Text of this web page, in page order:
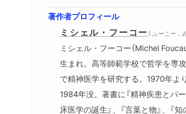
著作者プロフィール
ミシェル・フーコー （ ふーこー，
ミシェル・フーコー（Michel
生まれ。高等師範学校で哲学を専
で精神医学を研究する。1970年よ
1984年没。著書に『精神疾患とパ
床医学の誕生』、『言葉と物』、『